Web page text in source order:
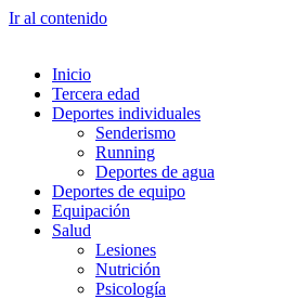
Ir al contenido
Inicio
Tercera edad
Deportes individuales
Senderismo
Running
Deportes de agua
Deportes de equipo
Equipación
Salud
Lesiones
Nutrición
Psicología